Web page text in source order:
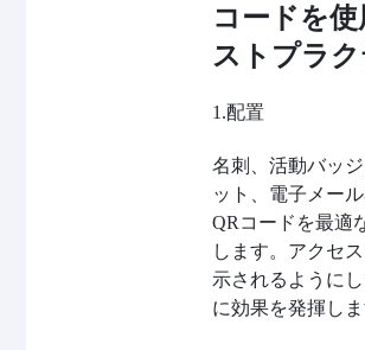
コードを
ストプラ
1.配置
名刺、活動バッ
ット、電子メー
QRコードを最適
します。アクセ
示されるように
に効果を発揮しま